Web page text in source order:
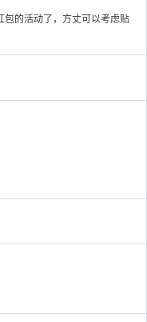
包的活动了，方丈可以考虑贴